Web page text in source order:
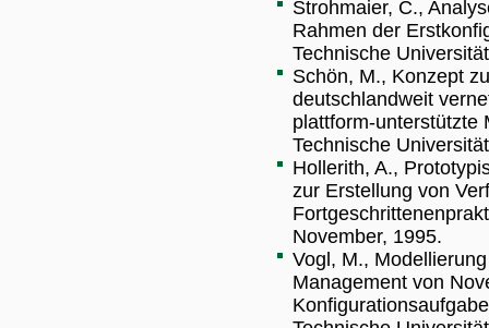
Strohmaier, C.,
Rahmen der
Technische
Schön, M., Konzept
deutschlandweit
plattform-unterstützte
Technische
Hollerith, A.,
zur Erstellung von
November, 1995.
Vogl, M.,
Management von